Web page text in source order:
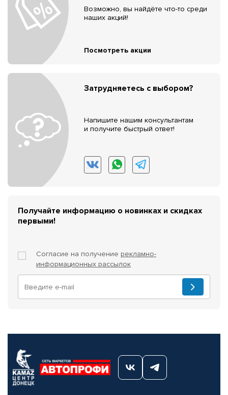
Возможно, вы найдёте что-то среди
наших акций!
Посмотреть акции
Затрудняетесь с выбором?
Напишите нашим консультантам
и получите быстрый ответ!
Получайте информацию о новинках и скидках
первыми!
Согласие на получение рекламно-
информационных рассылок